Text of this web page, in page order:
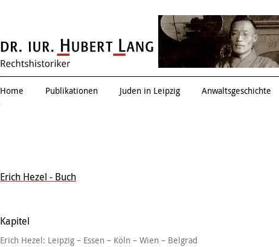
Renate Drucker
Home Publikationen Juden in Leipzig Anwaltsgeschichte
Erich Hezel - Buch
Kapitel
Erich Hezel: Leipzig – Essen – Köln – Wien – Belgrad